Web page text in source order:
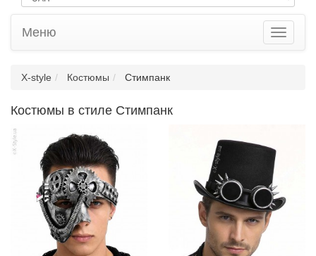
Toggle
Меню
X-style Костюмы Стимпанк
Костюмы в стиле Стимпанк